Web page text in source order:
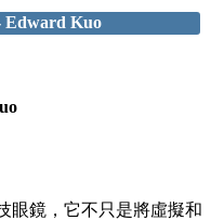
Edward Kuo
眼鏡，它不只是將虛擬和